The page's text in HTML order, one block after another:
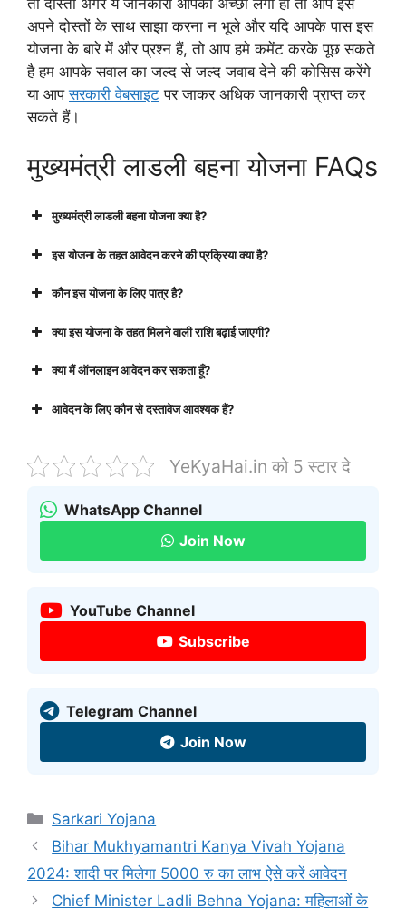
अपने दोस्तों के साथ साझा करना न भूले और यदि आपके पास इस
योजना के बारे में और प्रश्न हैं, तो आप हमे कमेंट करके पूछ सकते
है हम आपके सवाल का जल्द से जल्द जवाब देने की कोसिस करेंगे
या आपसरकारी वेबसाइट पर जाकर अधिक जानकारी प्राप्त कर
सकते हैं।
मुख्यमंत्री लाडली बहना योजना FAQs
मुख्यमंत्री लाडली बहना योजना क्या है?
इस योजना के तहत आवेदन करने की प्रक्रिया क्या है?
कौन इस योजना के लिए पात्र है?
क्या इस योजना के तहत मिलने वाली राशि बढ़ाई जाएगी?
क्या मैं ऑनलाइन आवेदन कर सकता हूँ?
आवेदन के लिए कौन से दस्तावेज आवश्यक हैं?
YeKyaHai.in को 5 स्टार दे
WhatsApp Channel
Join Now
YouTube Channel
Subscribe
Telegram Channel
Join Now
Sarkari Yojana
Bihar Mukhyamantri Kanya Vivah Yojana
2024: शादी पर मिलेगा 5000 रु का लाभ ऐसे करें आवेदन
Chief Minister Ladli Behna Yojana: महिलाओं के